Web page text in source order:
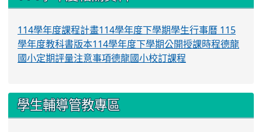
114學年度課程計畫114學年度下學期學生行事曆 115
學年度教科書版本114學年度下學期公開授課時程德龍
國小定期評量注意事項德龍國小校訂課程
學生輔導管教專區